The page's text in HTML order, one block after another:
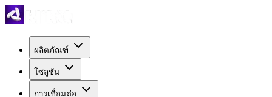
ผลิตภัณฑ์
โซลูชัน
การเชื่อมต่อ